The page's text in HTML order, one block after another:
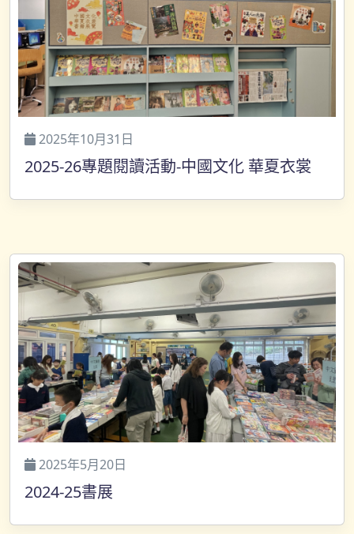
2025年10月31日
2025-26專題閱讀活動-中國文化 華夏衣裳
2025年5月20日
2024-25書展